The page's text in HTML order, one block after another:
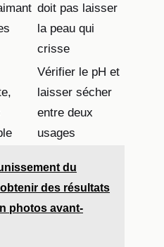
doit pas laisser
la peau qui
crisse
Vérifier le pH et
laisser sécher
entre deux
usages
du
des résultats
photos avant-